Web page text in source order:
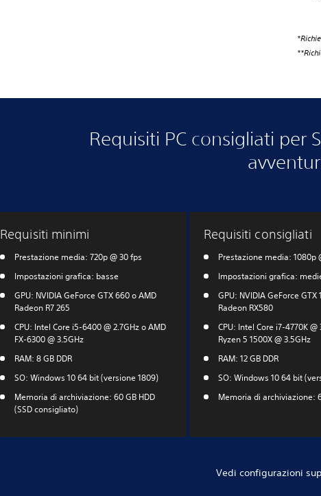
Requisiti PC consigliati per
Requisiti minimi
Prestazione media: 720p @ 30 fps
Impostazioni grafica: basse
GPU: NVIDIA GeForce GTX 660 o AMD
Radeon R7 265
CPU: Intel Core i5-6400 @ 2.7GHz o AMD
FX-6300 @ 3.5GHz
RAM: 8 GB DDR
SO: Windows 10 64 bit (versione 1809)
Memoria di archiviazione: 60 GB HDD
(SSD consigliato)
Requisiti consigliati
Prestazione media: 1080p
Impostazioni grafica:
GPU: NVIDIA GeForce GTX
Radeon RX580
CPU: Intel Core i7-4770K @
Ryzen 5 1500X @ 3.5GHz
RAM: 12 GB DDR
SO: Windows 10 64 bit
Memoria di archiviazione:
Vedi configurazioni